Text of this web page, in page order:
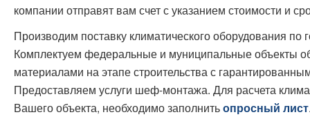
компании отправят вам счет с указанием стоимости и
Производим поставку климатического оборудования по
Комплектуем федеральные и муниципальные объекты
материалами на этапе строительства с
Предоставляем услуги шеф-монтажа. Для расчета
Вашего объекта, необходимо заполнитьопросный лист